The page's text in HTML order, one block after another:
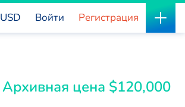
USD Войти Регистрация
Архивная цена $120,000